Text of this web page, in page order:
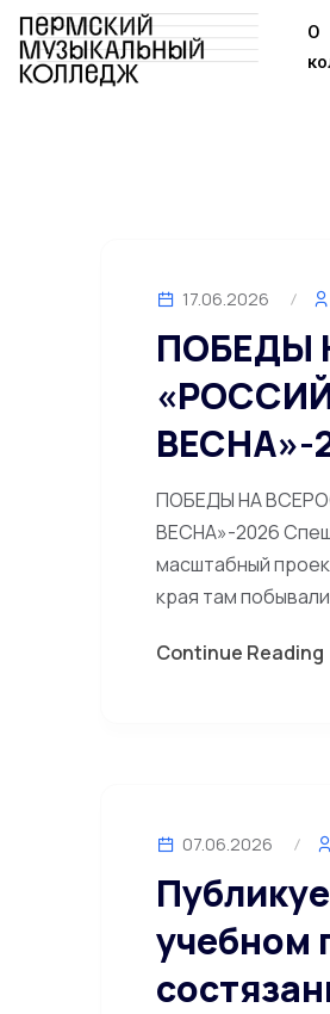
О
17.06.2026
ПОБЕДЫ
ВЕСНА»-
ПОБЕДЫ НА
ВЕСНА»-2026
масштабный
края там
Continue Reading
07.06.2026
учебном